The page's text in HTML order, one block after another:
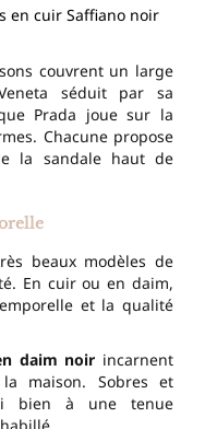
en cuir Saffiano noir
couvrent un large
séduit par sa
Prada joue sur la
Chacune propose
la sandale haut de
beaux modèles de
En cuir ou en daim,
et la qualité
daim noir incarnent
la maison. Sobres et
bien à une tenue